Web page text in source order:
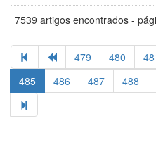
7539 artigos encontrados -
479 480
485
486 487 488